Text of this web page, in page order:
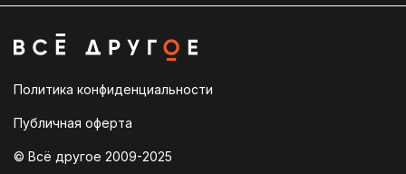
Политика конфиденциальности
Публичная оферта
© Всё другое 2009-2025